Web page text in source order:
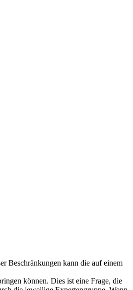
Beschränkungen kann die auf einem
können. Dies ist eine Frage, die